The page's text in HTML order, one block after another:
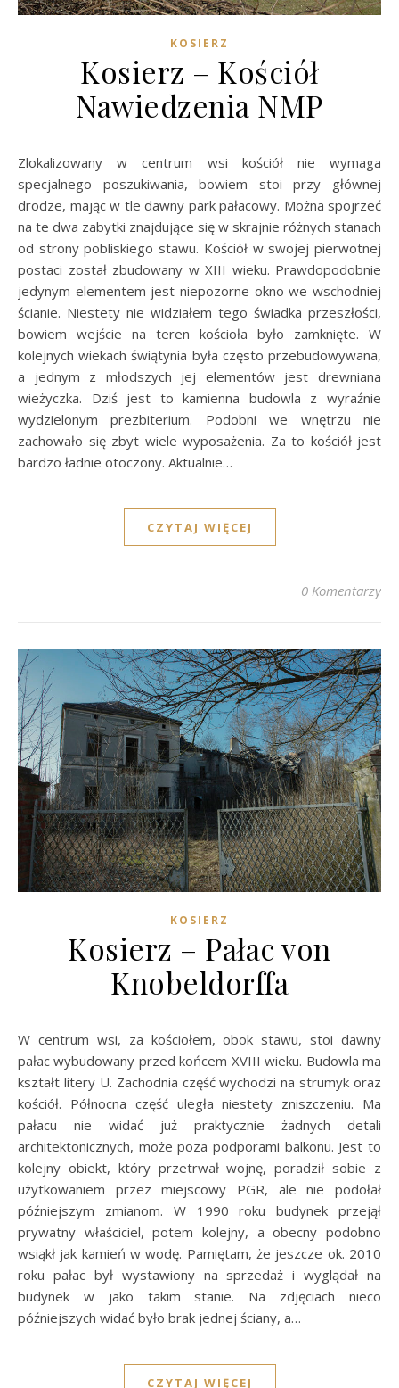
KOSIERZ
Kosierz – Kościół
Nawiedzenia NMP
Zlokalizowany w centrum wsi kościół nie wymaga
specjalnego poszukiwania, bowiem stoi przy głównej
drodze, mając w tle dawny park pałacowy. Można spojrzeć
na te dwa zabytki znajdujące się w skrajnie różnych stanach
od strony pobliskiego stawu. Kościół w swojej pierwotnej
postaci został zbudowany w XIII wieku. Prawdopodobnie
jedynym elementem jest niepozorne okno we wschodniej
ścianie. Niestety nie widziałem tego świadka przeszłości,
bowiem wejście na teren kościoła było zamknięte. W
kolejnych wiekach świątynia była często przebudowywana,
a jednym z młodszych jej elementów jest drewniana
wieżyczka. Dziś jest to kamienna budowla z wyraźnie
wydzielonym prezbiterium. Podobni we wnętrzu nie
zachowało się zbyt wiele wyposażenia. Za to kościół jest
bardzo ładnie otoczony. Aktualnie…
CZYTAJ WIĘCEJ
0 Komentarzy
KOSIERZ
Kosierz – Pałac von
Knobeldorffa
W centrum wsi, za kościołem, obok stawu, stoi dawny
pałac wybudowany przed końcem XVIII wieku. Budowla ma
kształt litery U. Zachodnia część wychodzi na strumyk oraz
kościół. Północna część uległa niestety zniszczeniu. Ma
pałacu nie widać już praktycznie żadnych detali
architektonicznych, może poza podporami balkonu. Jest to
kolejny obiekt, który przetrwał wojnę, poradził sobie z
użytkowaniem przez miejscowy PGR, ale nie podołał
późniejszym zmianom. W 1990 roku budynek przejął
prywatny właściciel, potem kolejny, a obecny podobno
wsiąkł jak kamień w wodę. Pamiętam, że jeszcze ok. 2010
roku pałac był wystawiony na sprzedaż i wyglądał na
budynek w jako takim stanie. Na zdjęciach nieco
późniejszych widać było brak jednej ściany, a…
CZYTAJ WIĘCEJ